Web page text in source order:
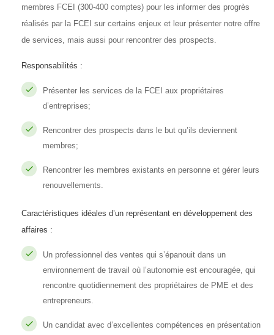
membres FCEI (300-400 comptes) pour les informer des progrès
réalisés par la FCEI sur certains enjeux et leur présenter notre offre
de services, mais aussi pour rencontrer des prospects.
Responsabilités :
Présenter les services de la FCEI aux propriétaires
d’entreprises;
Rencontrer des prospects dans le but qu’ils deviennent
membres;
Rencontrer les membres existants en personne et gérer leurs
renouvellements.
Caractéristiques idéales d’un représentant en développement des
affaires :
Un professionnel des ventes qui s’épanouit dans un
environnement de travail où l’autonomie est encouragée, qui
rencontre quotidiennement des propriétaires de PME et des
entrepreneurs.
Un candidat avec d’excellentes compétences en présentation